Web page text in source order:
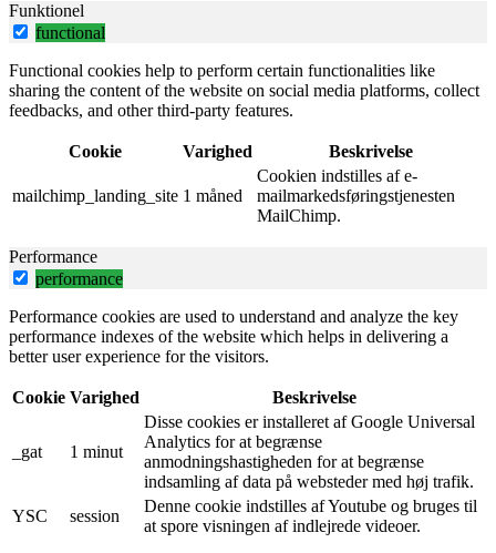
Funktionel
functional
Functional cookies help to perform certain functionalities like
sharing the content of the website on social media platforms, collect
feedbacks, and other third-party features.
Cookie Varighed Beskrivelse
mailchimp_landing_site 1 måned
Cookien indstilles af e-
mailmarkedsføringstjenesten
MailChimp.
Performance
performance
Performance cookies are used to understand and analyze the key
performance indexes of the website which helps in delivering a
better user experience for the visitors.
Cookie Varighed Beskrivelse
_gat 1 minut
Disse cookies er installeret af Google Universal
Analytics for at begrænse
anmodningshastigheden for at begrænse
indsamling af data på websteder med høj trafik.
YSC
session
Denne cookie indstilles af Youtube og bruges til
at spore visningen af ​​indlejrede videoer.